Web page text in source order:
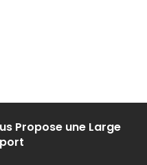
Propose une Large